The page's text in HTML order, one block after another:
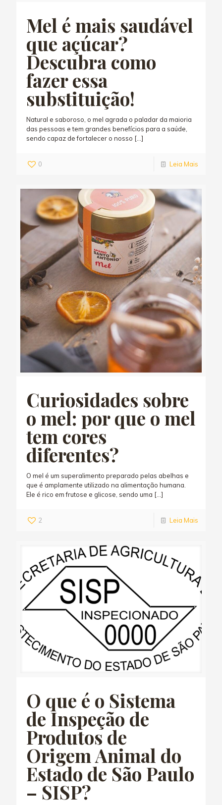
Mel é mais saudável
que açúcar?
Descubra como
fazer essa
substituição!
Natural e saboroso, o mel agrada o paladar da maioria
das pessoas e tem grandes benefícios para a saúde,
sendo capaz de fortalecer o nosso […]
0 Leia Mais
Curiosidades sobre
o mel: por que o mel
tem cores
diferentes?
O mel é um superalimento preparado pelas abelhas e
que é amplamente utilizado na alimentação humana.
Ele é rico em frutose e glicose, sendo uma […]
2 Leia Mais
O que é o Sistema
de Inspeção de
Produtos de
Origem Animal do
Estado de São Paulo
– SISP?